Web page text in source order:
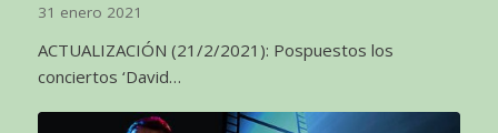
31 enero 2021
ACTUALIZACIÓN (21/2/2021): Pospuestos los
conciertos ‘David…